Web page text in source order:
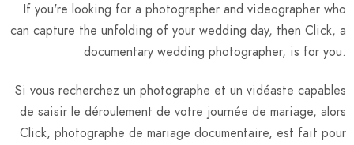
If you're looking for a photographer and videographer who
can capture the unfolding of your wedding day, then Click, a
documentary wedding photographer, is for you.
Si vous recherchez un photographe et un vidéaste capables
de saisir le déroulement de votre journée de mariage, alors
Click, photographe de mariage documentaire, est fait pour